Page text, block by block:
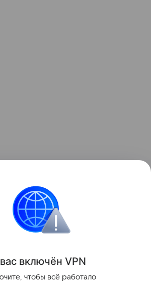
материале
Поделиться
включён VPN
чтобы всё работало